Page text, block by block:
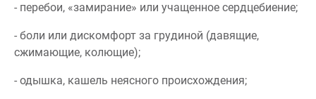
- перебои, «замирание» или учащенное сердцебиение;
- боли или дискомфорт за грудиной (давящие,
сжимающие, колющие);
- одышка, кашель неясного происхождения;